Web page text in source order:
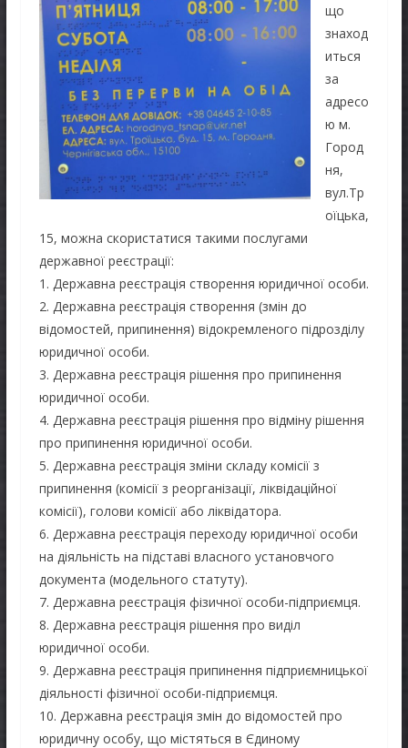
що
знаход
иться
за
адресо
ю м.
Город
ня,
вул.Тр
оїцька,
15, можна скористатися такими послугами
державної реєстрації:
1. Державна реєстрація створення юридичної особи.
2. Державна реєстрація створення (змін до
відомостей, припинення) відокремленого підрозділу
юридичної особи.
3. Державна реєстрація рішення про припинення
юридичної особи.
4. Державна реєстрація рішення про відміну рішення
про припинення юридичної особи.
5. Державна реєстрація зміни складу комісії з
припинення (комісії з реорганізації, ліквідаційної
комісії), голови комісії або ліквідатора.
6. Державна реєстрація переходу юридичної особи
на діяльність на підставі власного установчого
документа (модельного статуту).
7. Державна реєстрація фізичної особи-підприємця.
8. Державна реєстрація рішення про виділ
юридичної особи.
9. Державна реєстрація припинення підприємницької
діяльності фізичної особи-підприємця.
10. Державна реєстрація змін до відомостей про
юридичну особу, що містяться в Єдиному